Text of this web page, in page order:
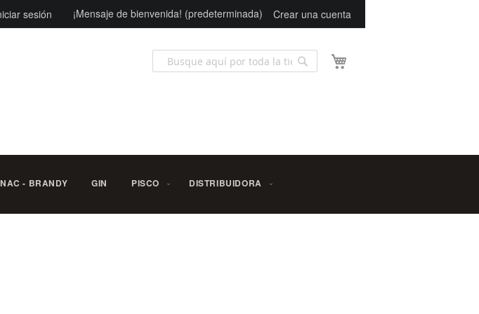
sesión ¡Mensaje de bienvenida! (predeterminada) Crear una cuenta
Buscar
- BRANDY GIN PISCO DISTRIBUIDORA